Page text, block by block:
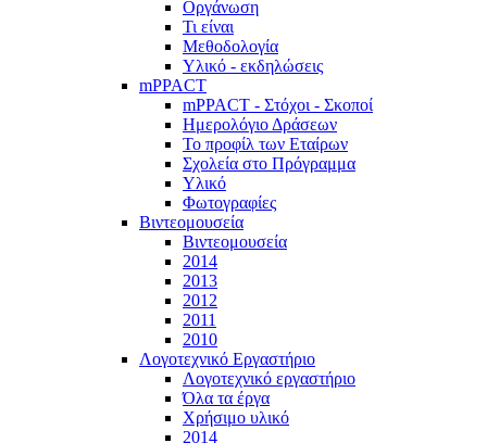
Οργάνωση
Τι είναι
Μεθοδολογία
Υλικό - εκδηλώσεις
mPPACT
mPPACT - Στόχοι - Σκοποί
Ημερολόγιο Δράσεων
Το προφίλ των Εταίρων
Σχολεία στο Πρόγραμμα
Υλικό
Φωτογραφίες
Βιντεομουσεία
Βιντεομουσεία
2014
2013
2012
2011
2010
Λογοτεχνικό Εργαστήριο
Λογοτεχνικό εργαστήριο
Όλα τα έργα
Χρήσιμο υλικό
2014